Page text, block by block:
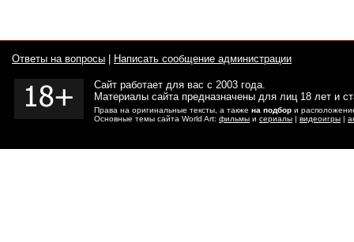
Ответы на вопросы Написать сообщение администрации
Сайт работает для вас с 2003 года.
Материалы сайта предназначены для лиц 18 лет и
Права на оригинальные тексты, а также на подбор и
Основные темы сайта World Art: фильмы и сериалы | видеоигры |